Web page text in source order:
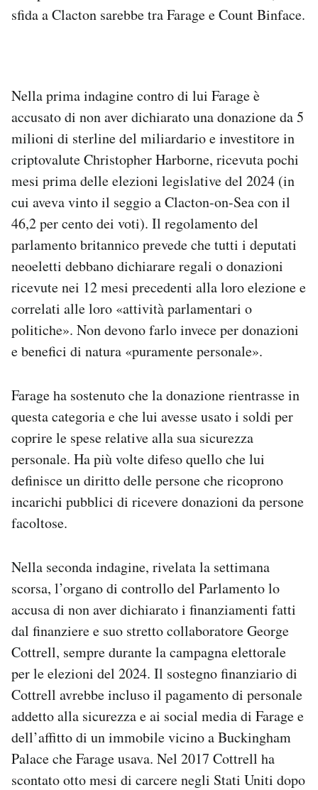
sfida a Clacton sarebbe tra Farage e Count Binface.
Nella prima indagine contro di lui Farage è
accusato di non aver dichiarato una donazione da 5
milioni di sterline del miliardario e investitore in
criptovalute Christopher Harborne, ricevuta pochi
mesi prima delle elezioni legislative del 2024 (in
cui aveva vinto il seggio a Clacton-on-Sea con il
46,2 per cento dei voti). Il regolamento del
parlamento britannico prevede che tutti i deputati
neoeletti debbano dichiarare regali o donazioni
ricevute nei 12 mesi precedenti alla loro elezione e
correlati alle loro «attività parlamentari o
politiche». Non devono farlo invece per donazioni
e benefici di natura «puramente personale».
Farage ha sostenuto che la donazione rientrasse in
questa categoria e che lui avesse usato i soldi per
coprire le spese relative alla sua sicurezza
personale. Ha più volte difeso quello che lui
definisce un diritto delle persone che ricoprono
incarichi pubblici di ricevere donazioni da persone
facoltose.
Nella seconda indagine, rivelata la settimana
scorsa, l’organo di controllo del Parlamento lo
accusa di non aver dichiarato i finanziamenti fatti
dal finanziere e suo stretto collaboratore George
Cottrell, sempre durante la campagna elettorale
per le elezioni del 2024. Il sostegno finanziario di
Cottrell avrebbe incluso il pagamento di personale
addetto alla sicurezza e ai social media di Farage e
dell’affitto di un immobile vicino a Buckingham
Palace che Farage usava. Nel 2017 Cottrell ha
scontato otto mesi di carcere negli Stati Uniti dopo